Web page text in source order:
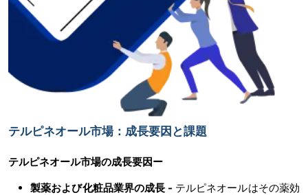
テルピネオール市場：成長要因と課題
テルピネオール市場の成長要因ー
製薬および化粧品業界の成長 - テルピネオールはその薬効